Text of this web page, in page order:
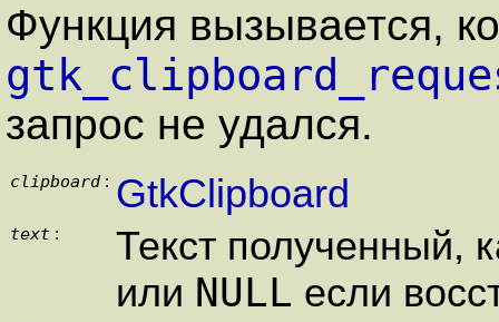
Функция вызывается,
запрос не удался.
clipboard : GtkClipboard
text :
Текст полученный,
или NULL если